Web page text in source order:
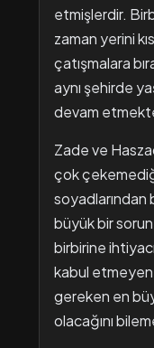
etmişlerdir.
zaman yerini
çatışmalara
aynı şehirde
devam
Zade ve
çok
soyadlarından
büyük bir sorun
birbirine
kabul
gereken en
olacağını